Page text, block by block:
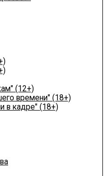
(12+)
времени" (18+)
в кадре" (18+)